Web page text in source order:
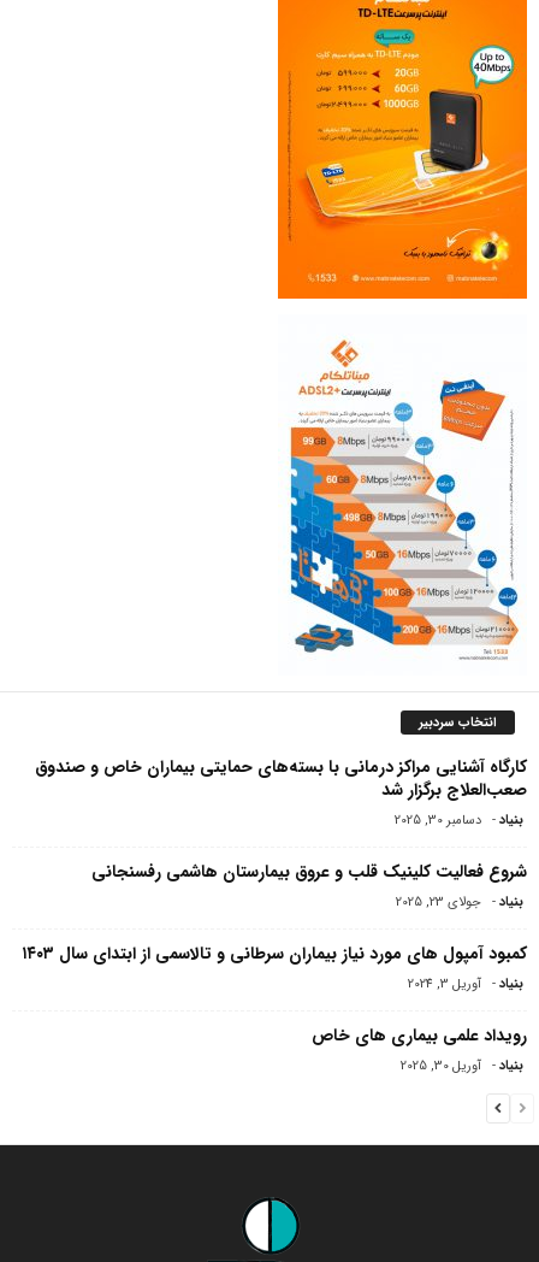
انتخاب سردبیر
کارگاه آشنایی مراکز درمانی با بسته‌های حمایتی بیماران خاص و صندوق
صعب‌العلاج برگزار شد
بنیاد- دسامبر 30, 2025
شروع فعالیت کلینیک قلب و عروق بیمارستان هاشمی رفسنجانی
بنیاد- جولای 23, 2025
کمبود آمپول های مورد نیاز بیماران سرطانی و تالاسمی از ابتدای سال ۱۴۰۳
بنیاد- آوریل 3, 2024
رویداد علمی بیماری های خاص
بنیاد- آوریل 30, 2025